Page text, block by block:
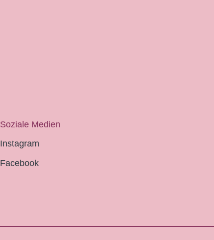
Soziale Medien
Instagram
Facebook